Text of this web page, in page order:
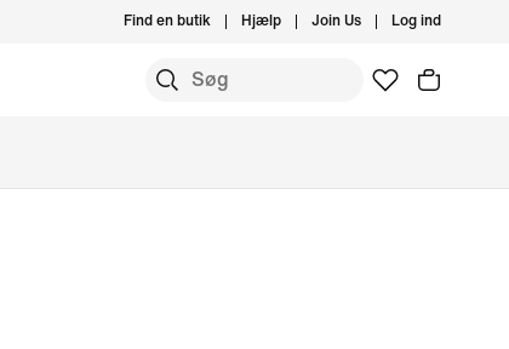
Find en butik Hjælp Join Us Log ind